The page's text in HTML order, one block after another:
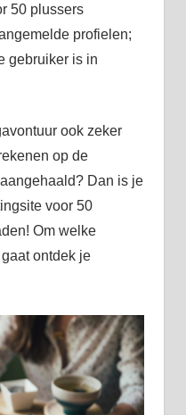
50 plussers
profielen;
gebruiker is in
ook zeker
op de
Dan is je
voor 50
Om welke
ontdek je